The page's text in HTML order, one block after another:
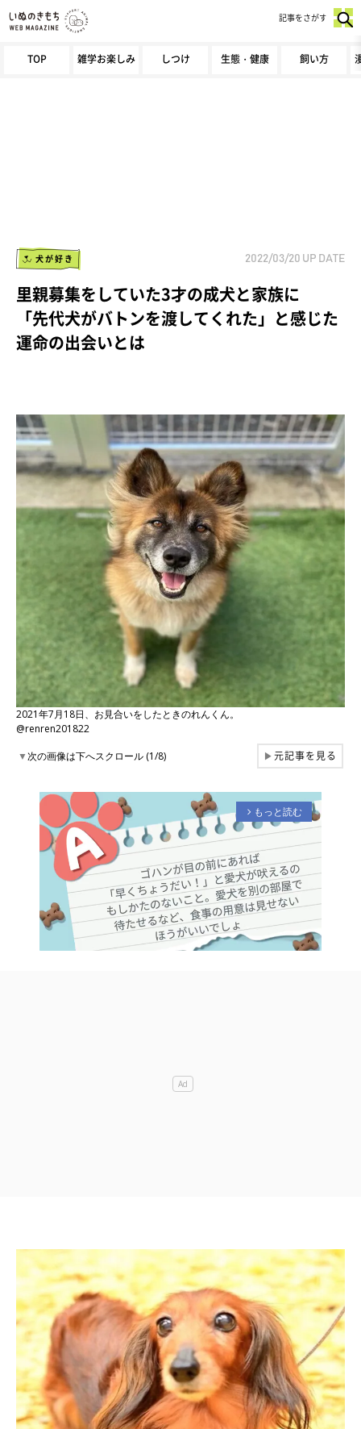
TOP 雑学お楽しみ しつけ 生態・健康 飼い方
記事をさがす
犬が好き 2022/03/20 UP DATE
里親募集をしていた3才の成犬と家族に
「先代犬がバトンを渡してくれた」と感じた
運命の出会いとは
2021年7月18日、お見合いをしたときのれんくん。
@renren201822
▼次の画像は下へスクロール (1/8) ▶元記事を見る
arrow_forward_ios もっと読む